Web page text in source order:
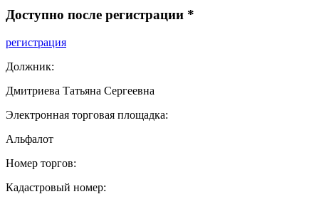
Доступно после регистрации *
регистрация
Должник:
Дмитриева Татьяна Сергеевна
Электронная торговая площадка:
Альфалот
Номер торгов:
Кадастровый номер: